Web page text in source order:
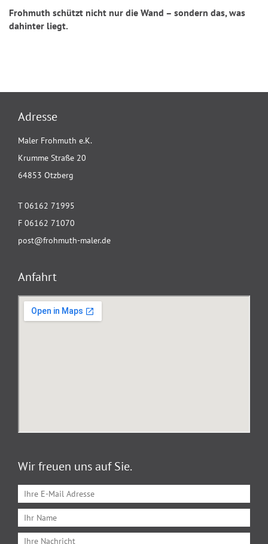
Frohmuth schützt nicht nur die Wand – sondern das, was
dahinter liegt.
Adresse
Maler Frohmuth e.K.
Krumme Straße 20
64853 Otzberg
T 06162 71995
F 06162 71070
post@frohmuth-maler.de
Anfahrt
Wir freuen uns auf Sie.